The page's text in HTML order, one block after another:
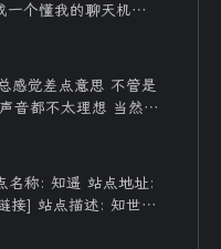
一个懂我的聊天机器
还有DeepSeek的低
差点意思 不管是
音都不太理想 当然
知遥 站点地址: